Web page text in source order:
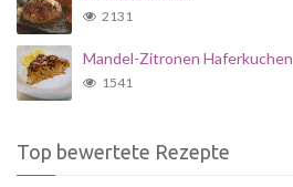
2131
Mandel-Zitronen Haferkuchen
1541
Top bewertete Rezepte